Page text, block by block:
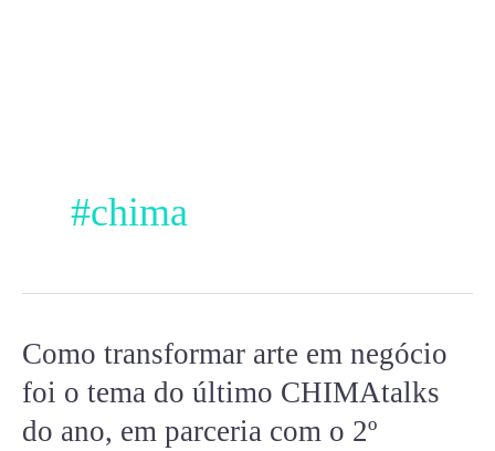
#chima
Como transformar arte em negócio
foi o tema do último CHIMAtalks
do ano, em parceria com o 2º
Como
transformar
arte
em